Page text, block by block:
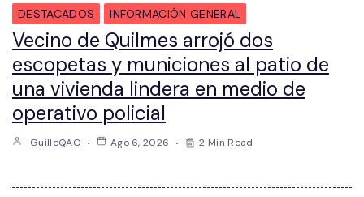
DESTACADOS INFORMACIÓN GENERAL
Vecino de Quilmes arrojó dos
escopetas y municiones al patio de
una vivienda lindera en medio de
operativo policial
GuilleQAC Ago 6, 2026 2 Min Read